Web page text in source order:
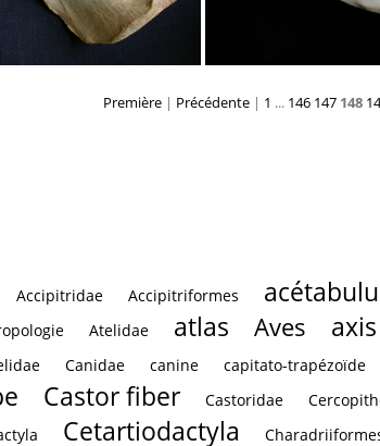
Première | Précédente | 1 ... 146 147 148
Accipitridae Accipitriformes
Atelidae atlas Aves axis
Canidae canine capitato-trapézoïde
Castor fiber Castoridae
Cetartiodactyla